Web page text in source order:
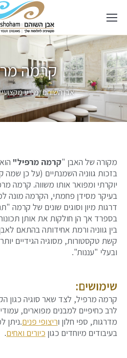
קרמה
אבן השוהם מידע מקצועי
מקורה של האבן "קרמה מרפיל"
בזכות גווניה השמנתיים (על כן שמה
יוקרתי ומפואר אותו משווה. קרמה
בעיקר מסידן פחמתי, הקרמה מונה
דרגות מיון וסוגים שונים של קרמה
בספרד אך הן חולקות את אותן
בין גווניה ורמת אחידותה בהתאם
קשת טקסטורות, מסוגיה הגידיים
ובעלי "עננות".
שימושים:
קרמה מרפיל, לצד שאר סוגיה כגון
לרב כחיפיים למבנים מפוארים,
מדרגות, ספי חלון וריצופי פנים.ניתן
בעיבודים מיוחדים כגון כיורים ואחים.